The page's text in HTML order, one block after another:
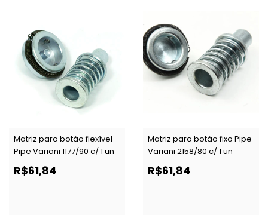
Matriz para botão flexível
Pipe Variani 1177/90 c/ 1 un
R$61,84
Matriz para botão fixo Pipe
Variani 2158/80 c/ 1 un
R$61,84